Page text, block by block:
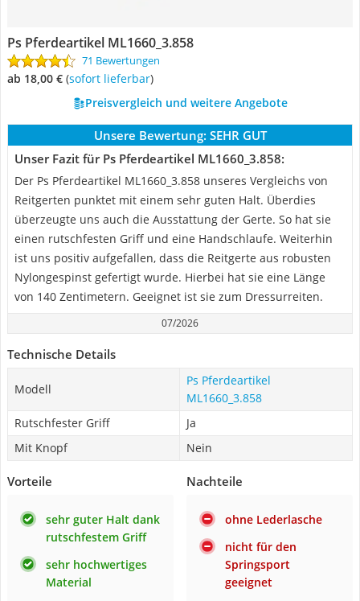
Ps Pferdeartikel ML1660_3.858
71 Bewertungen
ab 18,00 € ( Sofort lieferbar)
Preisvergleich und weitere Angebote
Unsere Bewertung: SEHR GUT
Unser Fazit für Ps Pferdeartikel ML1660_3.858:
Der Ps Pferdeartikel ML1660_3.858 unseres Vergleichs von
Reitgerten punktet mit einem sehr guten Halt. Überdies
überzeugte uns auch die Ausstattung der Gerte. So hat sie
einen rutschfesten Griff und eine Handschlaufe. Weiterhin
ist uns positiv aufgefallen, dass die Reitgerte aus robusten
Nylongespinst gefertigt wurde. Hierbei hat sie eine Länge
von 140 Zentimetern. Geeignet ist sie zum Dressurreiten.
07/2026
Technische Details
Modell
Ps Pferdeartikel
ML1660_3.858
Rutschfester Griff
Ja
Mit Knopf
Nein
Vorteile
sehr guter Halt dank
rutschfestem Griff
sehr hochwertiges
Material
Nachteile
ohne Lederlasche
nicht für den
Springsport
geeignet